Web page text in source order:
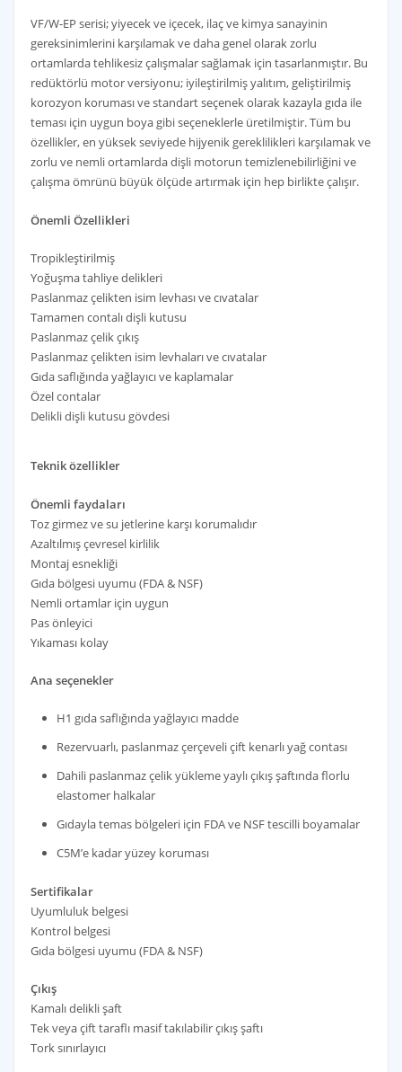
VF/W-EP serisi; yiyecek ve içecek, ilaç ve kimya sanayinin
gereksinimlerini karşılamak ve daha genel olarak zorlu
ortamlarda tehlikesiz çalışmalar sağlamak için tasarlanmıştır. Bu
redüktörlü motor versiyonu; iyileştirilmiş yalıtım, geliştirilmiş
korozyon koruması ve standart seçenek olarak kazayla gıda ile
teması için uygun boya gibi seçeneklerle üretilmiştir. Tüm bu
özellikler, en yüksek seviyede hijyenik gereklilikleri karşılamak ve
zorlu ve nemli ortamlarda dişli motorun temizlenebilirliğini ve
çalışma ömrünü büyük ölçüde artırmak için hep birlikte çalışır.
Önemli Özellikleri
Tropikleştirilmiş
Yoğuşma tahliye delikleri
Paslanmaz çelikten isim levhası ve cıvatalar
Tamamen contalı dişli kutusu
Paslanmaz çelik çıkış
Paslanmaz çelikten isim levhaları ve cıvatalar
Gıda saflığında yağlayıcı ve kaplamalar
Özel contalar
Delikli dişli kutusu gövdesi
Teknik özellikler
Önemli faydaları
Toz girmez ve su jetlerine karşı korumalıdır
Azaltılmış çevresel kirlilik
Montaj esnekliği
Gıda bölgesi uyumu (FDA & NSF)
Nemli ortamlar için uygun
Pas önleyici
Yıkaması kolay
Ana seçenekler
H1 gıda saflığında yağlayıcı madde
Rezervuarlı, paslanmaz çerçeveli çift kenarlı yağ contası
Dahili paslanmaz çelik yükleme yaylı çıkış şaftında florlu
elastomer halkalar
Gıdayla temas bölgeleri için FDA ve NSF tescilli boyamalar
C5M’e kadar yüzey koruması
Sertifikalar
Uyumluluk belgesi
Kontrol belgesi
Gıda bölgesi uyumu (FDA & NSF)
Çıkış
Kamalı delikli şaft
Tek veya çift taraflı masif takılabilir çıkış şaftı
Tork sınırlayıcı